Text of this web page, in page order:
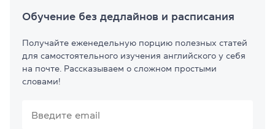
Обучение без дедлайнов и расписания
Получайте еженедельную порцию полезных статей
для самостоятельного изучения английского у себя
на почте. Рассказываем о сложном простыми
словами!